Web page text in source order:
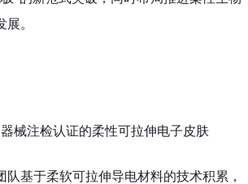
。
械注检认证的柔性可拉伸电子皮肤
队基于柔软可拉伸导电材料的技术积累，